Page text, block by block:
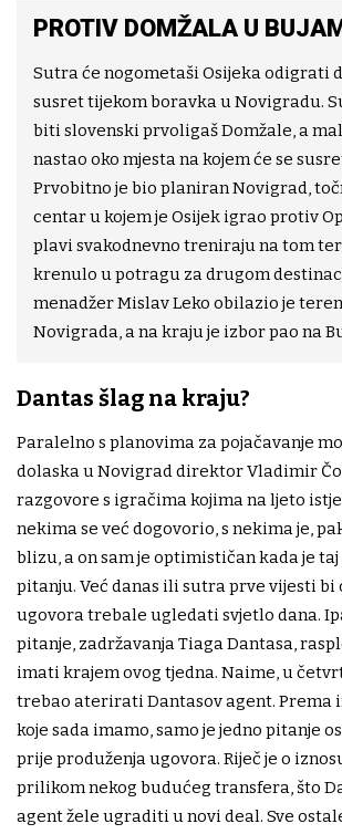
PROTIV DOMŽALA U
Sutra će nogometaši Osijeka odigrati
susret tijekom boravka u Novigradu.
biti slovenski prvoligaš Domžale, a
nastao oko mjesta na kojem će se
Prvobitno je bio planiran Novigrad,
centar u kojem je Osijek igrao protiv
plavi svakodnevno treniraju na tom
krenulo u potragu za drugom
menadžer Mislav Leko obilazio je
Novigrada, a na kraju je izbor pao na
Dantas šlag na kraju?
Paralelno s planovima za pojačavanje
dolaska u Novigrad direktor Vladimir
razgovore s igračima kojima na ljeto
nekima se već dogovorio, s nekima je,
blizu, a on sam je optimističan kada je
pitanju. Već danas ili sutra prve vijesti bi
ugovora trebale ugledati svjetlo dana.
pitanje, zadržavanja Tiaga Dantasa,
imati krajem ovog tjedna. Naime, u
trebao aterirati Dantasov agent. Prema
koje sada imamo, samo je jedno pitanje
prije produženja ugovora. Riječ je o
prilikom nekog budućeg transfera, što
agent žele ugraditi u novi deal. Sve